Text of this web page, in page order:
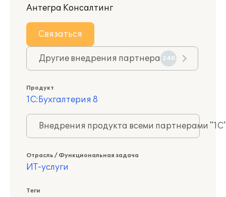
Антегра Консалтинг
Связаться
Другие внедрения партнера 240
Продукт
1С:Бухгалтерия 8
Внедрения продукта всеми партнерами
Отрасль / Функциональная задача
ИТ-услуги
Теги